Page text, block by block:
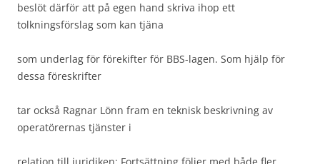
beslöt därför att på egen hand skriva ihop ett
tolkningsförslag som kan tjäna
som underlag för förekifter för BBS-lagen. Som hjälp för
dessa föreskrifter
tar också Ragnar Lönn fram en teknisk beskrivning av
operatörernas tjänster i